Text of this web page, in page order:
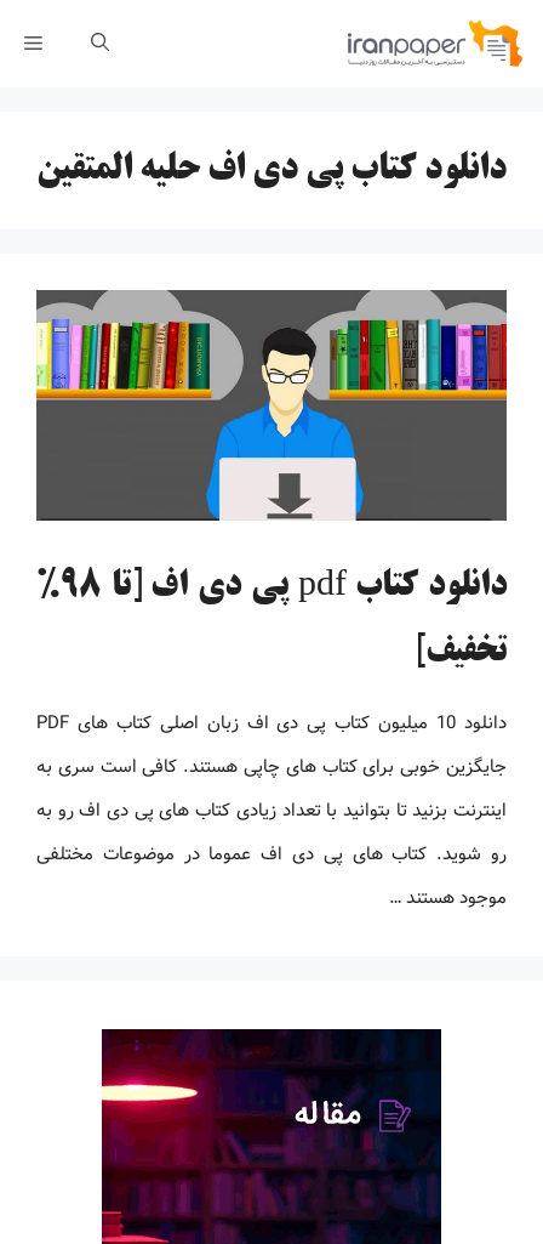
پرش
دانلود کتاب پی دی اف حلیه المتقین
دانلود کتاب pdf پی دی اف [تا 98%
تخفیف]
دانلود 10 میلیون کتاب پی دی اف زبان اصلی کتاب های PDF
جایگزین خوبی برای کتاب های چاپی هستند. کافی است سری به
اینترنت بزنید تا بتوانید با تعداد زیادی کتاب های پی دی اف رو به
رو شوید. کتاب های پی دی اف عموما در موضوعات مختلفی
موجود هستند …